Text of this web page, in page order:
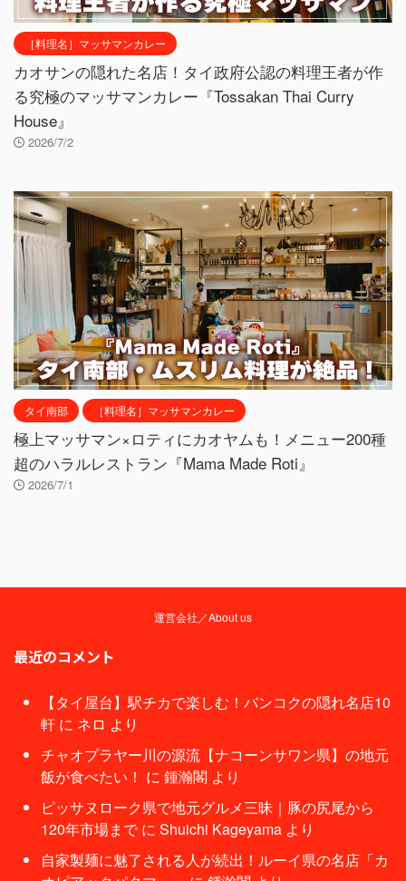
［料理名］マッサマンカレー
カオサンの隠れた名店！タイ政府公認の料理王者が作
る究極のマッサマンカレー『Tossakan Thai Curry
House』
2026/7/2
タイ南部 ［料理名］マッサマンカレー
極上マッサマン×ロティにカオヤムも！メニュー200種
超のハラルレストラン『Mama Made Roti』
2026/7/1
運営会社／About us
最近のコメント
【タイ屋台】駅チカで楽しむ！バンコクの隠れ名店10
軒 に ネロ より
チャオプラヤー川の源流【ナコーンサワン県】の地元
飯が食べたい！ に 鍾瀚閣 より
ピッサヌローク県で地元グルメ三昧｜豚の尻尾から
120年市場までに Shuichi Kageyama より
自家製麺に魅了される人が続出！ルーイ県の名店「カ